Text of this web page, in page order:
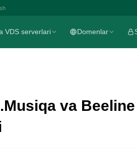
VDS serverlari Domenlar
va